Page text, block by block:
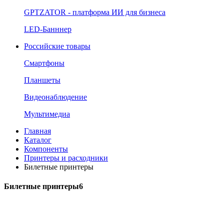
GPTZATOR - платформа ИИ для бизнеса
LED-Банннер
Российские товары
Смартфоны
Планшеты
Видеонаблюдение
Мультимедиа
Главная
Каталог
Компоненты
Принтеры и расходники
Билетные принтеры
Билетные принтеры6